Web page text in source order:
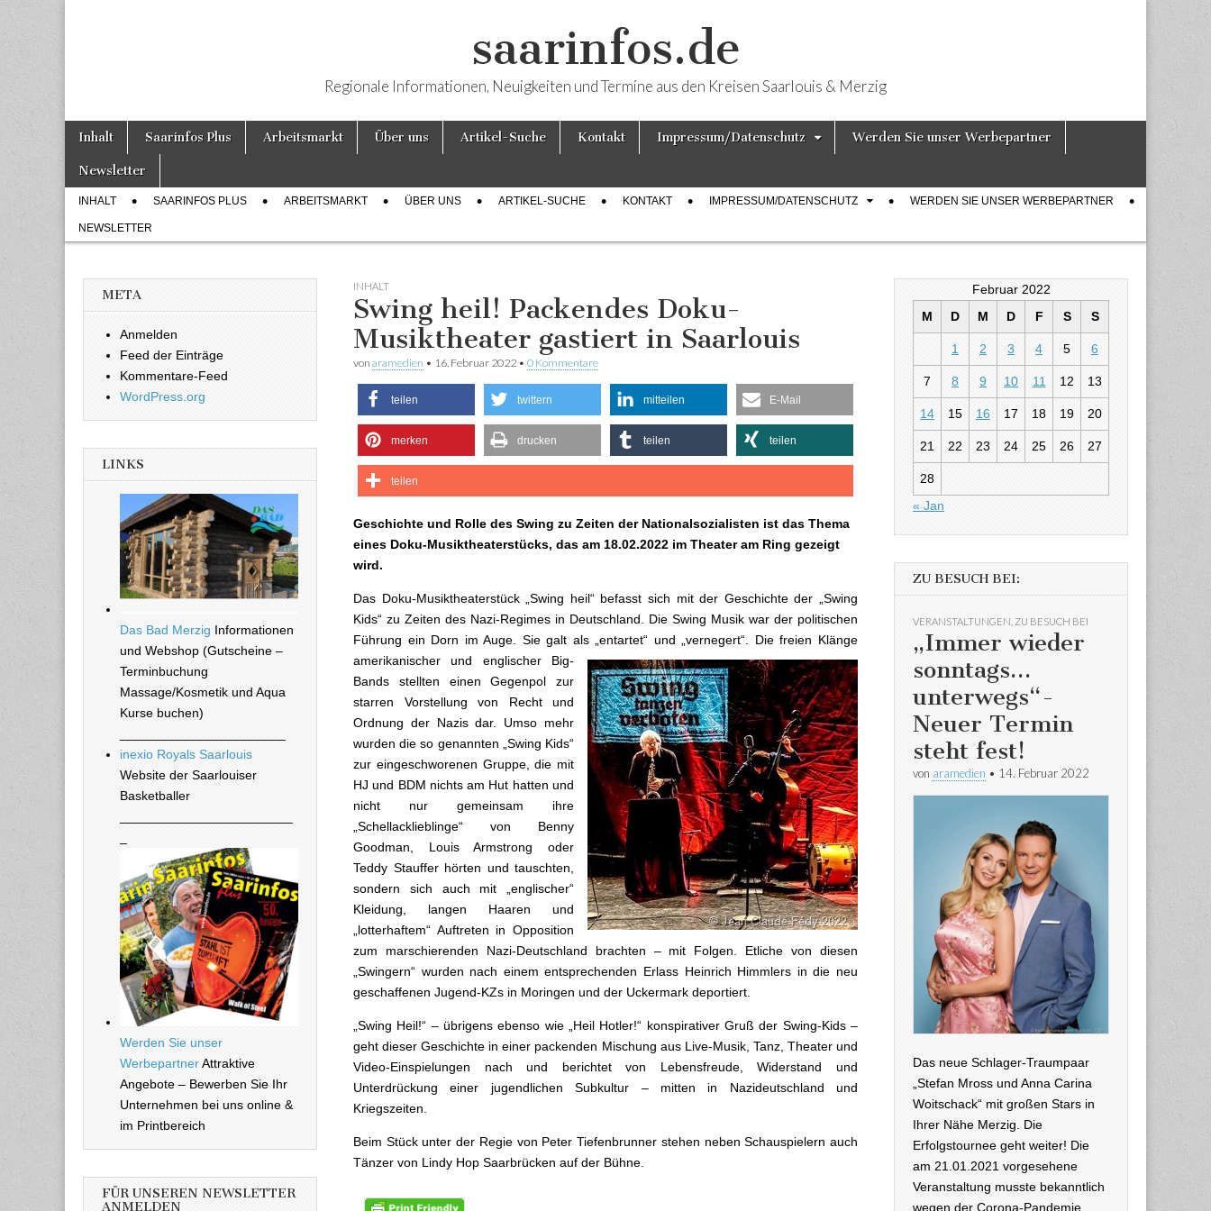
saarinfos.de
Regionale Informationen, Neuigkeiten und Termine aus den Kreisen Saarlouis & Merzig
Hauptmenü
Weiter zum Inhalt
Inhalt Saarinfos Plus Arbeitsmarkt Über uns Artikel-Suche Kontakt Impressum/Datenschutz Werden Sie unser Werbepartner
Newsletter
Untermenü
INHALT SAARINFOS PLUS ARBEITSMARKT ÜBER UNS ARTIKEL-SUCHE KONTAKT IMPRESSUM/DATENSCHUTZ WERDEN SIE UNSER WERBEPARTNER
NEWSLETTER
INHALT
Swing heil! Packendes Doku-
Musiktheater gastiert in Saarlouis
von aramedien • 16. Februar 2022 • 0 Kommentare
teilen twittern mitteilen E-Mail
merken drucken teilen teilen
teilen
Geschichte und Rolle des Swing zu Zeiten der Nationalsozialisten ist das Thema
eines Doku-Musiktheaterstücks, das am 18.02.2022 im Theater am Ring gezeigt
wird.
Das Doku-Musiktheaterstück „Swing heil“ befasst sich mit der Geschichte der „Swing
Kids“ zu Zeiten des Nazi-Regimes in Deutschland. Die Swing Musik war der politischen
Führung ein Dorn im Auge. Sie galt als „entartet“ und „vernegert“. Die freien Klänge
amerikanischer und englischer Big-
Bands stellten einen Gegenpol zur
starren Vorstellung von Recht und
Ordnung der Nazis dar. Umso mehr
wurden die so genannten „Swing Kids“
zur eingeschworenen Gruppe, die mit
HJ und BDM nichts am Hut hatten und
nicht nur gemeinsam ihre
„Schellacklieblinge“ von Benny
Goodman, Louis Armstrong oder
Teddy Stauffer hörten und tauschten,
sondern sich auch mit „englischer“
Kleidung, langen Haaren und
„lotterhaftem“ Auftreten in Opposition
zum marschierenden Nazi-Deutschland brachten – mit Folgen. Etliche von diesen
„Swingern“ wurden nach einem entsprechenden Erlass Heinrich Himmlers in die neu
geschaffenen Jugend-KZs in Moringen und der Uckermark deportiert.
„Swing Heil!“ – übrigens ebenso wie „Heil Hotler!“ konspirativer Gruß der Swing-Kids –
geht dieser Geschichte in einer packenden Mischung aus Live-Musik, Tanz, Theater und
Video-Einspielungen nach und berichtet von Lebensfreude, Widerstand und
Unterdrückung einer jugendlichen Subkultur – mitten in Nazideutschland und
Kriegszeiten.
Beim Stück unter der Regie von Peter Tiefenbrunner stehen neben Schauspielern auch
Tänzer von Lindy Hop Saarbrücken auf der Bühne.
META
Anmelden
Feed der Einträge
Kommentare-Feed
WordPress.org
LINKS
Das Bad Merzig Informationen
und Webshop (Gutscheine –
Terminbuchung
Massage/Kosmetik und Aqua
Kurse buchen)
inexio Royals Saarlouis
Website der Saarlouiser
Basketballer
Werden Sie unser
WerbepartnerAttraktive
Angebote – Bewerben Sie Ihr
Unternehmen bei uns online &
im Printbereich
FÜR UNSEREN NEWSLETTER
ANMELDEN
Februar 2022
M
D M D F S S
1 2 3 4 5 6
7 8 9 10 11 12 13
14 15 16 17 18 19 20
21 22 23 24 25 26 27
28
« Jan
ZU BESUCH BEI:
VERANSTALTUNGEN ZU BESUCH BEI
„Immer wieder
sonntags…
unterwegs“-
Neuer Termin
steht fest!
von aramedien • 14. Februar 2022
Das neue Schlager-Traumpaar
„Stefan Mross und Anna Carina
Woitschack“ mit großen Stars in
Ihrer Nähe Merzig. Die
Erfolgstournee geht weiter! Die
am 21.01.2021 vorgesehene
Veranstaltung musste bekanntlich
wegen der Corona-Pandemie